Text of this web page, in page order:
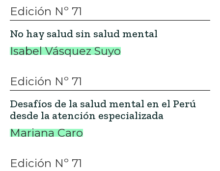
Edición Nº 71
No hay salud sin salud mental
Isabel Vásquez Suyo
Edición Nº 71
Desafíos de la salud mental en el Perú
desde la atención especializada
Mariana Caro
Edición Nº 71